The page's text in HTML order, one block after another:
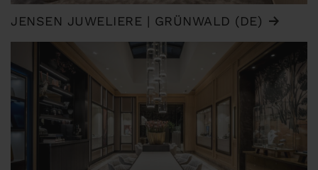
JENSEN JUWELIERE | GRÜNWALD (DE)